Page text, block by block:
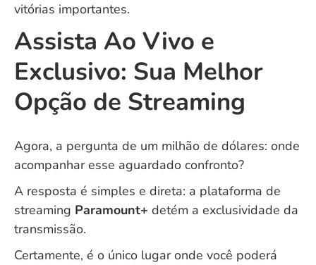
vitórias importantes.
Assista Ao Vivo e
Exclusivo: Sua Melhor
Opção de Streaming
Agora, a pergunta de um milhão de dólares: onde
acompanhar esse aguardado confronto?
A resposta é simples e direta: a plataforma de
streaming Paramount+ detém a exclusividade da
transmissão.
Certamente, é o único lugar onde você poderá